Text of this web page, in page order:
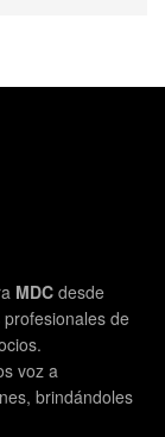
MDC desde
de
voz a
brindándoles